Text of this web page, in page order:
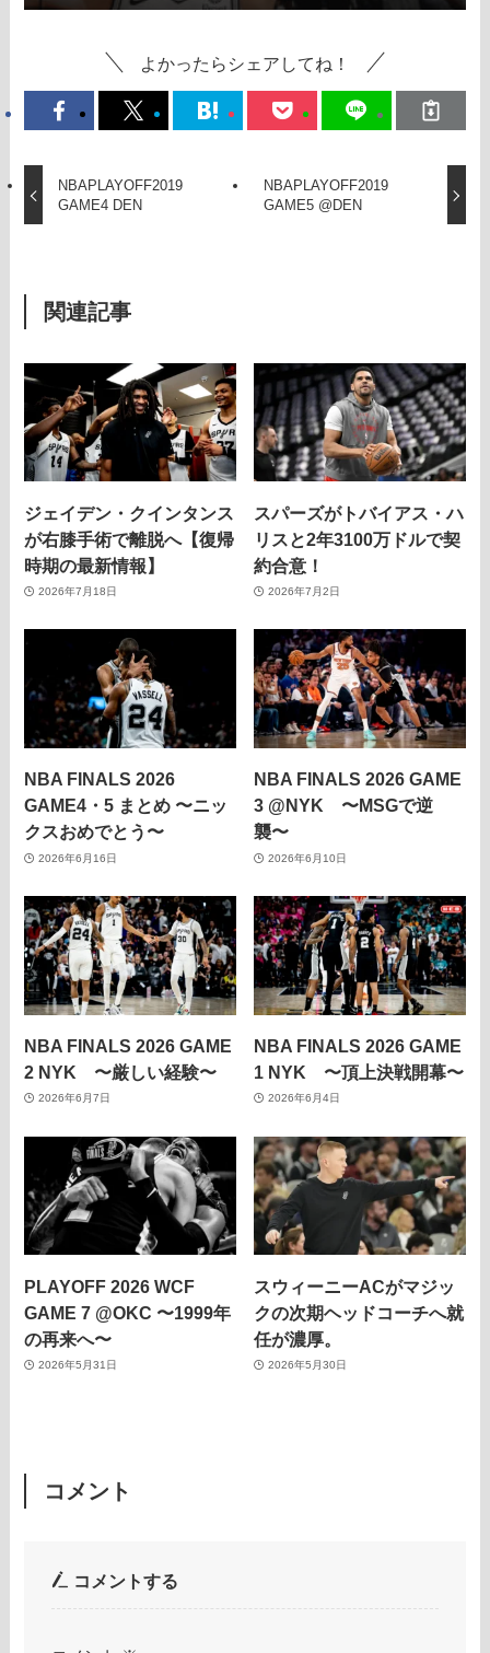
よかったらシェアしてね！
NBAPLAYOFF2019
GAME4 DEN
NBAPLAYOFF2019
GAME5 @DEN
関連記事
ジェイデン・クインタンス
が右膝手術で離脱へ【復帰
時期の最新情報】
2026年7月18日
スパーズがトバイアス・ハ
リスと2年3100万ドルで契
約合意！
2026年7月2日
NBA FINALS 2026
GAME4・5 まとめ 〜ニッ
クスおめでとう〜
2026年6月16日
NBA FINALS 2026 GAME
3 @NYK 〜MSGで逆
襲〜
2026年6月10日
NBA FINALS 2026 GAME
2 NYK 〜厳しい経験〜
2026年6月7日
NBA FINALS 2026 GAME
1 NYK 〜頂上決戦開幕〜
2026年6月4日
PLAYOFF 2026 WCF
GAME 7 @OKC 〜1999年
の再来へ〜
2026年5月31日
スウィーニーACがマジッ
クの次期ヘッドコーチへ就
任が濃厚。
2026年5月30日
コメント
コメントする